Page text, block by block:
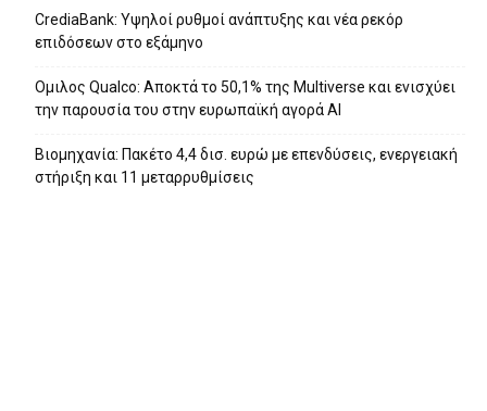
CrediaBank: Υψηλοί ρυθμοί ανάπτυξης και νέα ρεκόρ
επιδόσεων στο εξάμηνο
Ομιλος Qualco: Αποκτά το 50,1% της Multiverse και ενισχύει
την παρουσία του στην ευρωπαϊκή αγορά ΑΙ
Βιομηχανία: Πακέτο 4,4 δισ. ευρώ με επενδύσεις, ενεργειακή
στήριξη και 11 μεταρρυθμίσεις